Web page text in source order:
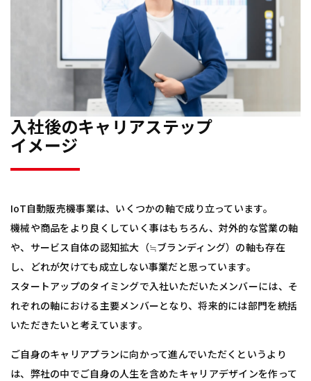
入社後のキャリアステップ
イメージ
IoT自動販売機事業は、いくつかの軸で成り立っています。
機械や商品をより良くしていく事はもちろん、対外的な営業の軸
や、サービス自体の認知拡大（≒ブランディング）の軸も存在
し、どれが欠けても成立しない事業だと思っています。
スタートアップのタイミングで入社いただいたメンバーには、そ
れぞれの軸における主要メンバーとなり、将来的には部門を統括
いただきたいと考えています。
ご自身のキャリアプランに向かって進んでいただくというより
は、弊社の中でご自身の人生を含めたキャリアデザインを作って